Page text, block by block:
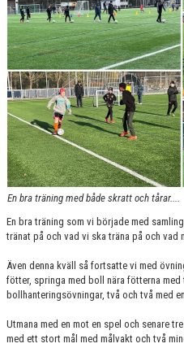
En bra träning med både skratt och tårar....
En bra träning som vi började med
tränat på och vad vi ska träna på och vad
Även denna kväll så fortsatte vi med
fötter, springa med boll nära fötterna med
bollhanteringsövningar, två och två med
Utmana med en mot en spel och senare
med ett stort mål med målvakt och två